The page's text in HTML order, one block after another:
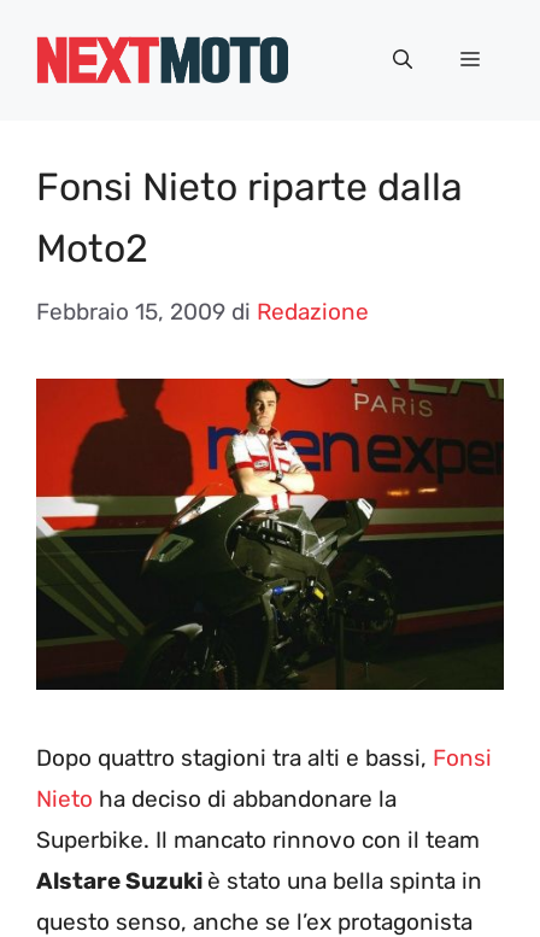
Menu
Fonsi Nieto riparte dalla
Moto2
Febbraio 15, 2009 di Redazione
Dopo quattro stagioni tra alti e bassi, Fonsi
Nieto ha deciso di abbandonare la
Superbike. Il mancato rinnovo con il team
Alstare Suzuki è stato una bella spinta in
questo senso, anche se l’ex protagonista